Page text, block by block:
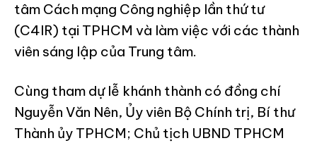
tâm Cách mạng Công nghiệp lần thứ tư
(C4IR) tại TPHCM và làm việc với các thành
viên sáng lập của Trung tâm.
Cùng tham dự lễ khánh thành có đồng chí
Nguyễn Văn Nên, Ủy viên Bộ Chính trị, Bí thư
Thành ủy TPHCM; Chủ tịch UBND TPHCM